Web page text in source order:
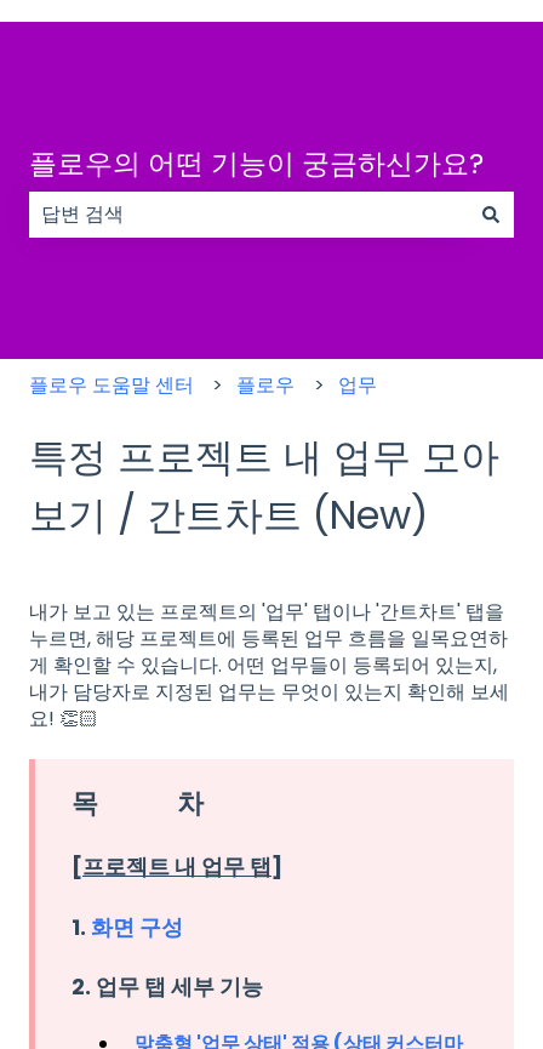
플로우의 어떤 기능이 궁금하신가요?
플로우 도움말 센터 플로우 업무
특정 프로젝트 내 업무 모아
보기 / 간트차트 (New)
내가 보고 있는 프로젝트의 '업무' 탭이나 '간트차트' 탭을
누르면, 해당 프로젝트에 등록된 업무 흐름을 일목요연하
게 확인할 수 있습니다. 어떤 업무들이 등록되어 있는지,
내가 담당자로 지정된 업무는 무엇이 있는지 확인해 보세
요! 👏🏻
목 차
[프로젝트 내 업무 탭]
1. 화면 구성
2. 업무 탭 세부 기능
맞춤형 '업무 상태' 적용 (상태 커스터마